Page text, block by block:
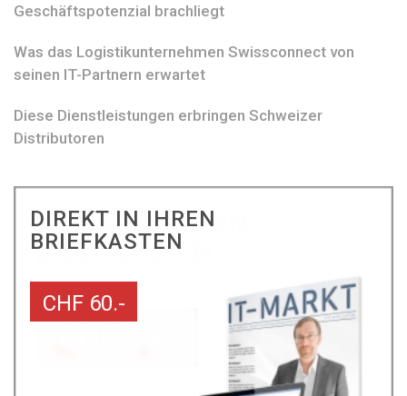
Geschäftspotenzial brachliegt
Was das Logistikunternehmen Swissconnect von
seinen IT-Partnern erwartet
Diese Dienstleistungen erbringen Schweizer
Distributoren
DIREKT IN IHREN
BRIEFKASTEN
CHF 60.-